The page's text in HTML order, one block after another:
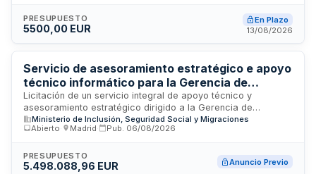
promoción de estilos de vida saludables y la prevención del
consumo problemático de sustancias. El servicio se
profesionales del sector deportivo y de ocio en
competencias educativas y preventivas en materia de
drogas y bienestar juvenil.
PRESUPUESTO
5500,00 EUR
En Plazo
13/08/2026
Servicio de asesoramiento estratégico e apoyo
técnico informático para la Gerencia de
Informática de la Seguridad Social
Licitación de un servicio integral de apoyo técnico y
asesoramiento estratégico dirigido a la Gerencia de
Informática de la Seguridad Social, organismo responsable
de la gestión tecnológica e infraestructuras informáticas del
valor de aproximadamente 2,3 millones de euros, busca
fortalecer la capacidad de decisión estratégica y operativa
Ministerio de Inclusión, Seguridad Social y Migraciones
Abierto
Madrid Pub. 06/08/2026
PRESUPUESTO
5.498.088,96 EUR Anuncio Previo